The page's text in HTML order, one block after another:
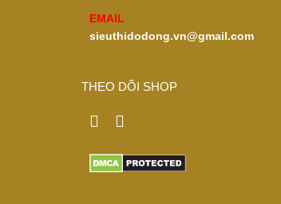
EMAIL
sieuthidodong.vn@gmail.com
THEO DÕI SHOP